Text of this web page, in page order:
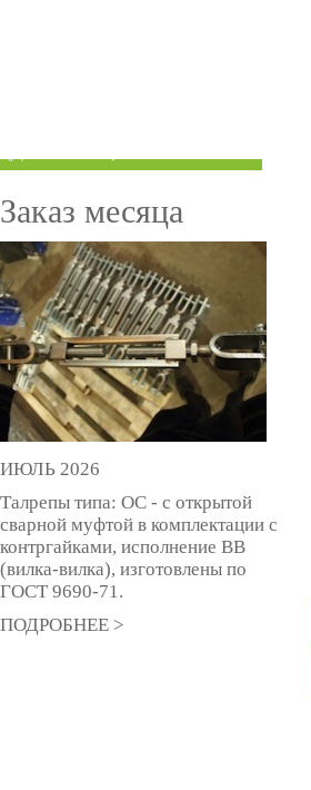
Заказ месяца
ИЮЛЬ 2026
Талрепы типа: ОС - с открытой
сварной муфтой в комплектации с
контргайками, исполнение ВВ
(вилка-вилка), изготовлены по
ГОСТ 9690-71.
ПОДРОБНЕЕ >